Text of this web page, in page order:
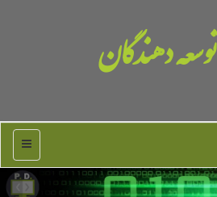
توسعه دهندگان
منو